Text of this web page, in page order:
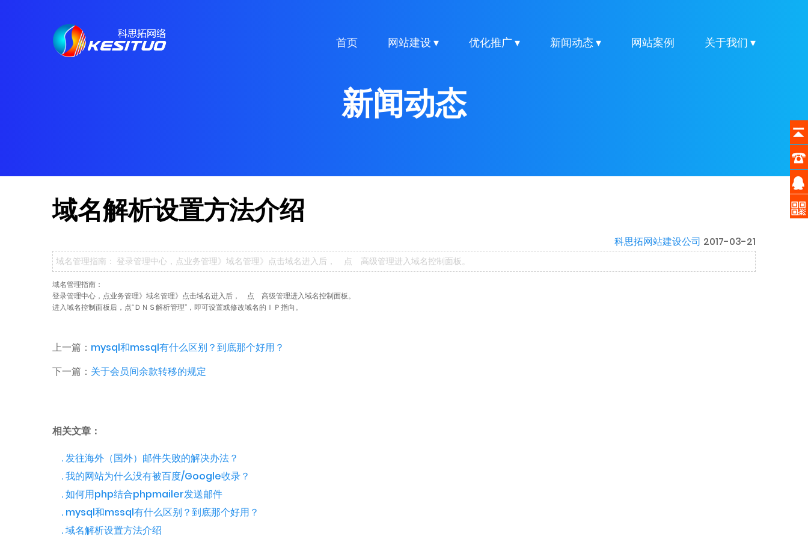
首页 网站建设 ▾ 优化推广 ▾ 新闻动态 ▾ 网站案例 关于我们 ▾
新闻动态
域名解析设置方法介绍
科思拓网站建设公司 2017-03-21
域名管理指南： 登录管理中心，点业务管理》域名管理》点击域名进入后， 点 高级管理进入域名控制面板。
域名管理指南：
登录管理中心，点业务管理》域名管理》点击域名进入后， 点 高级管理进入域名控制面板。
进入域名控制面板后，点“ＤＮＳ解析管理”，即可设置或修改域名的ＩＰ指向。
上一篇： mysql和mssql有什么区别？到底那个好用？
下一篇： 关于会员间余款转移的规定
相关文章：
. 发往海外（国外）邮件失败的解决办法？
. 我的网站为什么没有被百度/Google收录？
. 如何用php结合phpmailer发送邮件
. mysql和mssql有什么区别？到底那个好用？
. 域名解析设置方法介绍